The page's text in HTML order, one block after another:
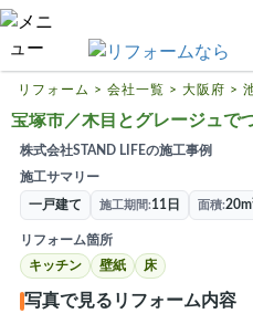
ハピすむリフォームとは
リフォームの基礎知識
リフォーム費用相場
リフォーム補助金
リフォーム会社一覧
リフォーム > 会社一覧 > 大阪府 >
宝塚市／木目とグレージュで
株式会社STAND LIFEの施工事例
施工サマリー
一戸建て 施工期間 11日 面積
リフォーム箇所
キッチン
壁紙 床
写真で見るリフォーム内容